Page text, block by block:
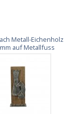
Metall-Eichenholz
auf Metallfuss